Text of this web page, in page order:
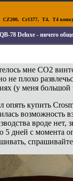
CZ200, Cr1377, T4, T4
QB-78 Deluxe - ничего
мне СО2
не плохо
(у меня
опять купить
возможность
вроде нет,
5 дней с момента